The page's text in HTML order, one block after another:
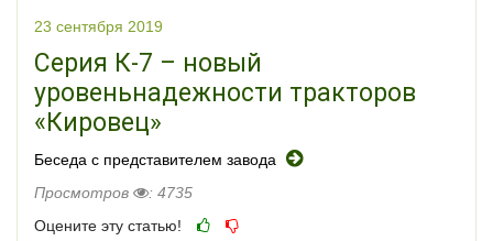
23 сентября 2019
Серия К-7 – новый
уровеньнадежности тракторов
«Кировец»
Беседа с представителем завода
Просмотров
: 4735
Оцените эту статью!